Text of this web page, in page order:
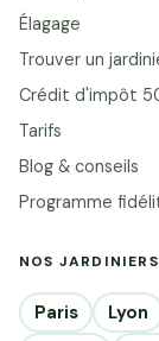
Élagage
Trouver un
Crédit d'impôt
Tarifs
Blog & conseils
Programme
NOS JARDINIERS
Paris Lyon